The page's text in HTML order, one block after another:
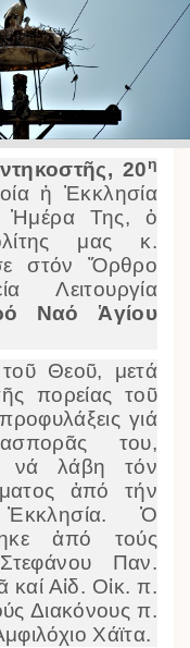
20η
ἡ Ἐκκλησία
Ἡμέρα Της, ὁ
μας κ.
στόν Ὄρθρο
Λειτουργία
Ναό Ἁγίου
Θεοῦ, μετά
πορείας τοῦ
γιά
του,
νά λάβη τόν
ἀπό τήν
Ὁ
ἀπό τούς
Παν.
καί Αἰδ. Οἰκ. π.
Διακόνους π.
Χάϊτα.